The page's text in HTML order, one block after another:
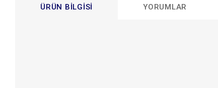
ÜRÜN BILGISI YORUMLAR